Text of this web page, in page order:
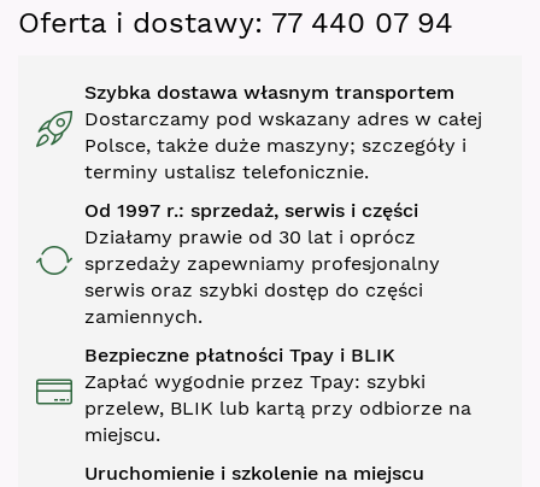
Oferta i dostawy: 77 440 07 94
Szybka dostawa własnym transportem
Dostarczamy pod wskazany adres w całej
Polsce, także duże maszyny; szczegóły i
terminy ustalisz telefonicznie.
Od 1997 r.: sprzedaż, serwis i części
Działamy prawie od 30 lat i oprócz
sprzedaży zapewniamy profesjonalny
serwis oraz szybki dostęp do części
zamiennych.
Bezpieczne płatności Tpay i BLIK
Zapłać wygodnie przez Tpay: szybki
przelew, BLIK lub kartą przy odbiorze na
miejscu.
Uruchomienie i szkolenie na miejscu